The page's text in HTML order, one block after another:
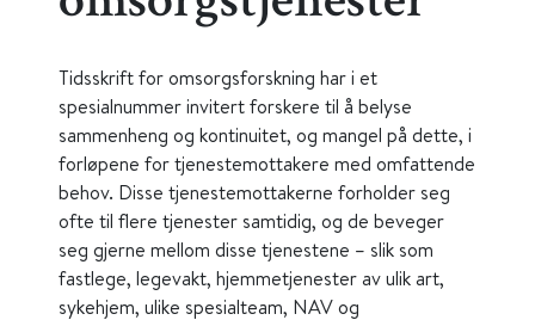
Tidsskrift for omsorgsforskning har i et
spesialnummer invitert forskere til å belyse
sammenheng og kontinuitet, og mangel på dette, i
forløpene for tjenestemottakere med omfattende
behov. Disse tjenestemottakerne forholder seg
ofte til flere tjenester samtidig, og de beveger
seg gjerne mellom disse tjenestene – slik som
fastlege, legevakt, hjemmetjenester av ulik art,
sykehjem, ulike spesialteam, NAV og